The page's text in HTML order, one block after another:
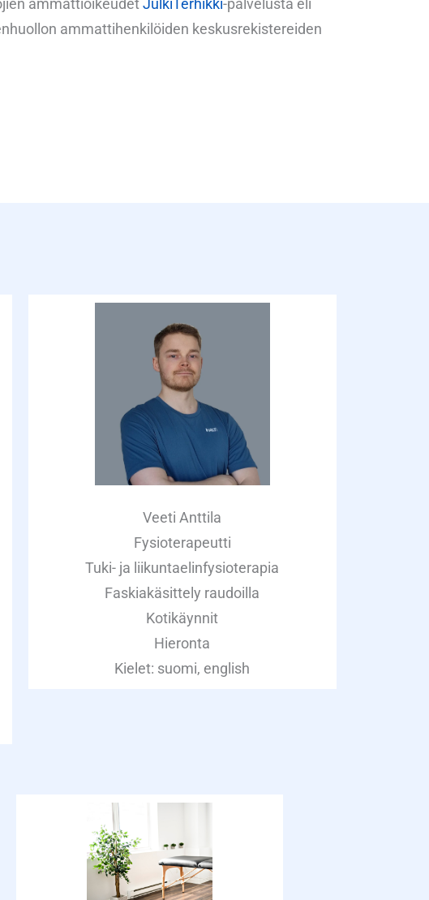
ammattioikeudetJulkiTerhikki-palvelusta eli
ammattihenkilöiden keskusrekistereiden
Veeti Anttila
Fysioterapeutti
Tuki- ja liikuntaelinfysioterapia
Faskiakäsittely raudoilla
Kotikäynnit
Hieronta
Kielet: suomi, english